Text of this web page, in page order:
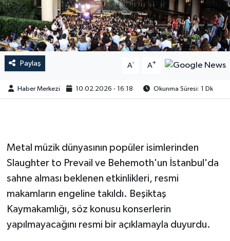
Paylaş A- A+
Haber Merkezi 10.02.2026 - 16:18 Okunma Süresi: 1 Dk
Metal müzik dünyasının popüler isimlerinden
Slaughter to Prevail ve Behemoth'un İstanbul'da
sahne alması beklenen etkinlikleri, resmi
makamların engeline takıldı. Beşiktaş
Kaymakamlığı, söz konusu konserlerin
yapılmayacağını resmi bir açıklamayla duyurdu.